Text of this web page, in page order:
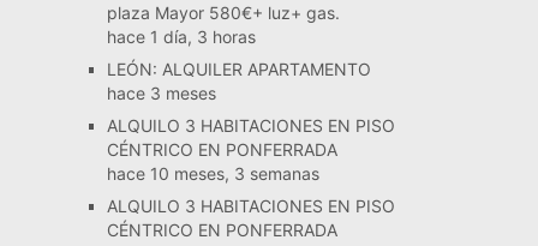
plaza Mayor 580€+ luz+ gas.
hace 1 día, 3 horas
LEÓN: ALQUILER APARTAMENTO
hace 3 meses
ALQUILO 3 HABITACIONES EN PISO
CÉNTRICO EN PONFERRADA
hace 10 meses, 3 semanas
ALQUILO 3 HABITACIONES EN PISO
CÉNTRICO EN PONFERRADA